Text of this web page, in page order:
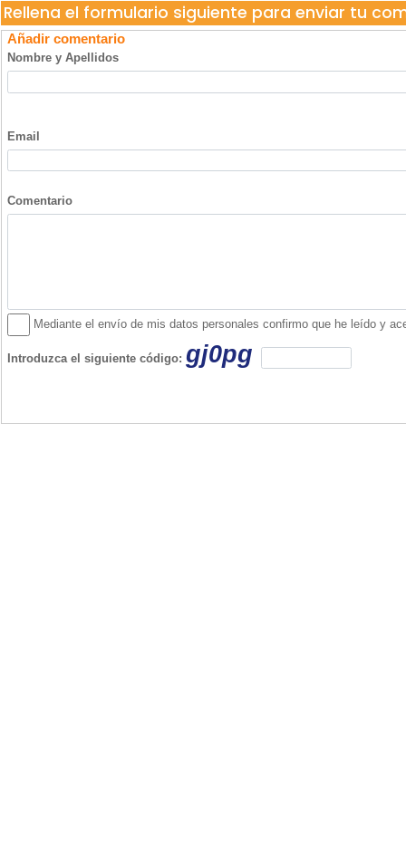
Rellena el formulario siguiente para enviar tu
Añadir comentario
Nombre y Apellidos
Email
Comentario
Mediante el envío de mis datos personales confirmo que he leído y
Introduzca el siguiente código: gj0pg